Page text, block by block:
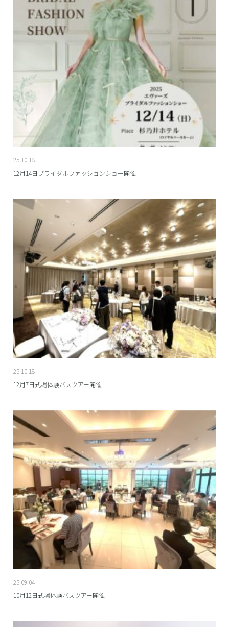
25.10.18
12月14日ブライダルファッションショー開催
25.10.18
12月7日式場体験バスツアー開催
25.09.04
10月12日式場体験バスツアー開催